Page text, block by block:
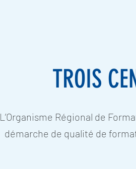
TROIS
L’Organisme Régional de
démarche de qualité de